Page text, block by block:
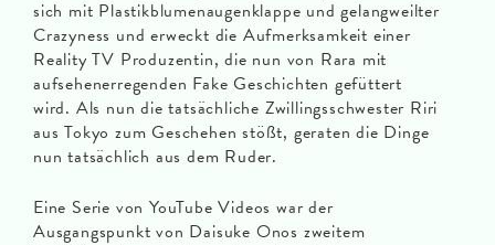
sich mit Plastikblumenaugenklappe und gelangweilter
Crazyness und erweckt die Aufmerksamkeit einer
Reality TV Produzentin, die nun von Rara mit
aufsehenerregenden Fake Geschichten gefüttert
wird. Als nun die tatsächliche Zwillingsschwester Riri
aus Tokyo zum Geschehen stößt, geraten die Dinge
nun tatsächlich aus dem Ruder.
Eine Serie von YouTube Videos war der
Ausgangspunkt von Daisuke Onos zweitem